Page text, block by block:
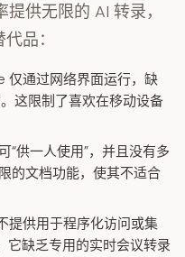
供无限的 AI 转录，
品：
仅通过网络界面运行，缺
这限制了喜欢在移动设备
“供一人使用”，并且没有多
的文档功能，使其不适合
提供用于程序化访问或集
它缺乏专用的实时会议转录